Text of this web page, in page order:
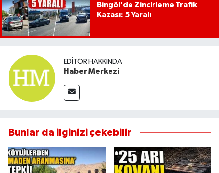
Bingöl’de Zincirleme Trafik
Kazası: 5 Yaralı
EDITÖR HAKKINDA
Haber Merkezi
Bunlar da ilginizi çekebilir